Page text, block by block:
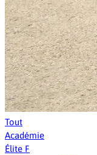
Tout
Académie
Élite F